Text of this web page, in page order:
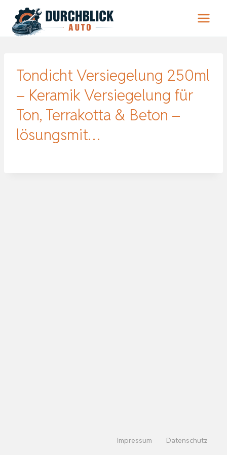
Inhalt
springen
Tondicht Versiegelung 250ml
– Keramik Versiegelung für
Ton, Terrakotta & Beton –
lösungsmit…
Impressum Datenschutz